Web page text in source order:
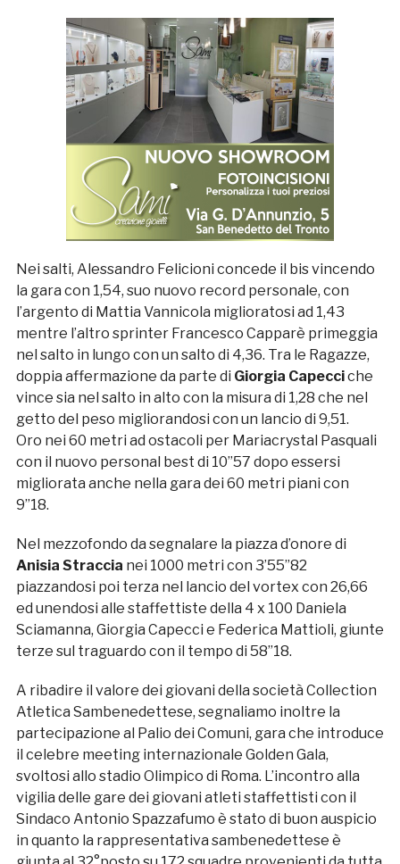
Nei salti, Alessandro Felicioni concede il bis vincendo
la gara con 1,54, suo nuovo record personale, con
l’argento di Mattia Vannicola miglioratosi ad 1,43
mentre l’altro sprinter Francesco Capparè primeggia
nel salto in lungo con un salto di 4,36. Tra le Ragazze,
doppia affermazione da parte di Giorgia Capecciche
vince sia nel salto in alto con la misura di 1,28 che nel
getto del peso migliorandosi con un lancio di 9,51.
Oro nei 60 metri ad ostacoli per Mariacrystal Pasquali
con il nuovo personal best di 10”57 dopo essersi
migliorata anche nella gara dei 60 metri piani con
9”18.
Nel mezzofondo da segnalare la piazza d’onore di
Anisia Straccia nei 1000 metri con 3’55”82
piazzandosi poi terza nel lancio del vortex con 26,66
ed unendosi alle staffettiste della 4 x 100 Daniela
Sciamanna, Giorgia Capecci e Federica Mattioli, giunte
terze sul traguardo con il tempo di 58”18.
A ribadire il valore dei giovani della società Collection
Atletica Sambenedettese, segnaliamo inoltre la
partecipazione al Palio dei Comuni, gara che introduce
il celebre meeting internazionale Golden Gala,
svoltosi allo stadio Olimpico di Roma. L’incontro alla
vigilia delle gare dei giovani atleti staffettisti con il
Sindaco Antonio Spazzafumo è stato di buon auspicio
in quanto la rappresentativa sambenedettese è